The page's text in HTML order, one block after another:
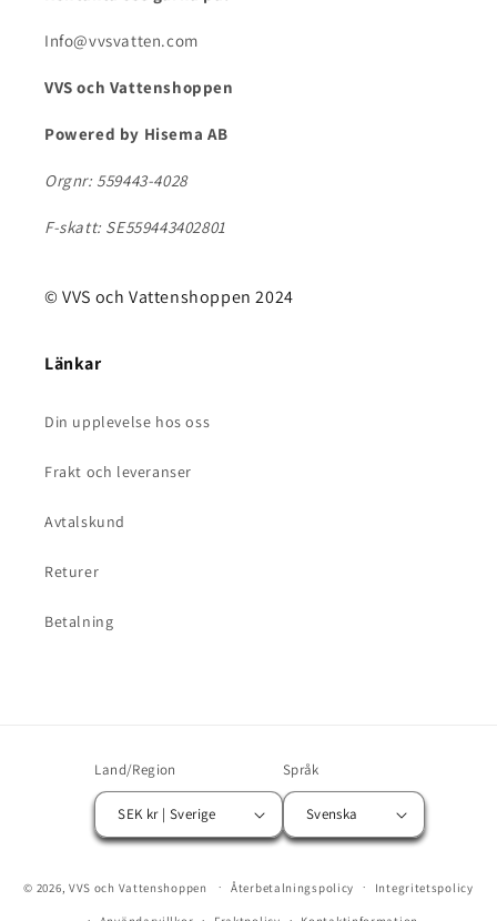
Info@vvsvatten.com
VVS och Vattenshoppen
Powered by Hisema AB
Orgnr: 559443-4028
F-skatt: SE559443402801
© VVS och Vattenshoppen 2024
Länkar
Din upplevelse hos oss
Frakt och leveranser
Avtalskund
Returer
Betalning
Land/Region
SEK kr | Sverige
Språk
Svenska
© 2026, VVS och Vattenshoppen Återbetalningspolicy Integritetspolicy